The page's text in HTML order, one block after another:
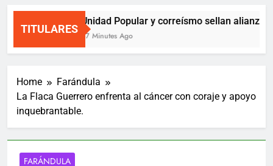
TITULARES
Unidad Popular y correísmo sellan alianza
57 Minutes Ago
Home
Farándula
La Flaca Guerrero enfrenta al cáncer con coraje y apoyo
inquebrantable.
FARÁNDULA